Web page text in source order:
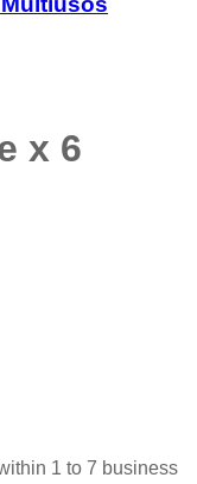
x 6
1 to 7 business